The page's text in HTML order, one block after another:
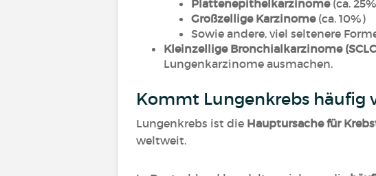
Plattenepithelkarzinome(ca.
Großzellige Karzinome(ca. 10%)
Sowie andere, viel seltenere
Kleinzellige Bronchialkarzinome
Lungenkarzinome ausmachen.
Kommt Lungenkrebs häufig
Lungenkrebs ist die Hauptursache für
weltweit.